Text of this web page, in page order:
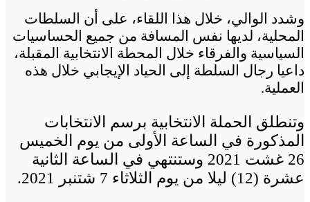
وشدد الوالي، خلال هذا اللقاء، على أن السلطات
المحلية، لديها نفس المسافة من جميع الحساسيات
السياسية والفرقاء خلال المحطة الانتخابية المقبلة،
داعيا رجال السلطة إلى الحياد الإيجابي خلال هذه
العملية.
وتنطلق الحملة الانتخابية برسم الانتخابات
المذكورة في الساعة الأولى من يوم الخميس
26 غشت 2021 وستنتهي في الساعة الثانية
عشرة (12) ليلا من يوم الثلاثاء 7 شتنبر 2021.